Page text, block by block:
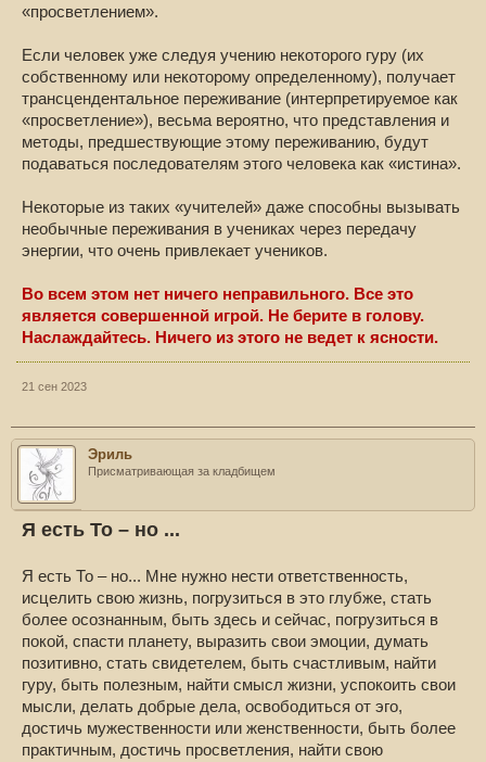
«просветлением».
Если человек уже следуя учению некоторого гуру (их
собственному или некоторому определенному), получает
трансцендентальное переживание (интерпретируемое как
«просветление»), весьма вероятно, что представления и
методы, предшествующие этому переживанию, будут
подаваться последователям этого человека как «истина».
Некоторые из таких «учителей» даже способны вызывать
необычные переживания в учениках через передачу
энергии, что очень привлекает учеников.
Во всем этом нет ничего неправильного. Все это
является совершенной игрой. Не берите в голову.
Наслаждайтесь. Ничего из этого не ведет к ясности.
21 сен 2023
Эриль
Присматривающая за кладбищем
Я есть То – но ...
Я есть То – но... Мне нужно нести ответственность,
исцелить свою жизнь, погрузиться в это глубже, стать
более осознанным, быть здесь и сейчас, погрузиться в
покой, спасти планету, выразить свои эмоции, думать
позитивно, стать свидетелем, быть счастливым, найти
гуру, быть полезным, найти смысл жизни, успокоить свои
мысли, делать добрые дела, освободиться от эго,
достичь мужественности или женственности, быть более
практичным, достичь просветления, найти свою